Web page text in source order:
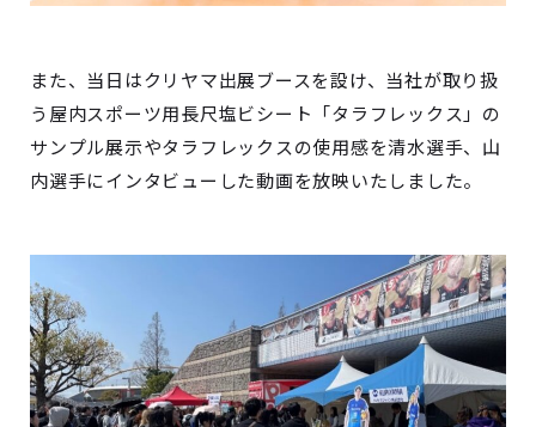
また、当日はクリヤマ出展ブースを設け、当社が取り扱
う屋内スポーツ用長尺塩ビシート「タラフレックス」の
サンプル展示やタラフレックスの使用感を清水選手、山
内選手にインタビューした動画を放映いたしました。